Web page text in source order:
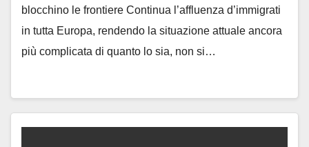
blocchino le frontiere Continua l’affluenza d’immigrati
in tutta Europa, rendendo la situazione attuale ancora
più complicata di quanto lo sia, non si…